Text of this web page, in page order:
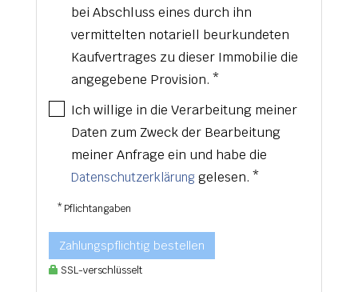
bei Abschluss eines durch ihn
vermittelten notariell beurkundeten
Kaufvertrages zu dieser Immobilie die
angegebene Provision. *
Ich willige in die Verarbeitung meiner
Daten zum Zweck der Bearbeitung
meiner Anfrage ein und habe die
Datenschutzerklärung gelesen. *
* Pflichtangaben
Zahlungspflichtig bestellen
SSL-verschlüsselt